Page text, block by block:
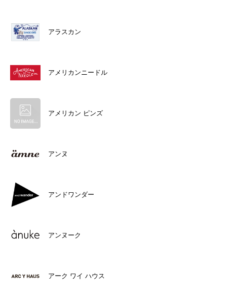
アラスカン
アメリカンニードル
アメリカン ピンズ
アンヌ
アンドワンダー
アンヌーク
アーク ワイ ハウス